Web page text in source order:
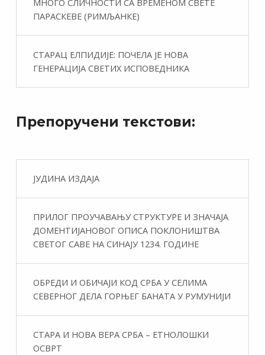
МНОГО СЛИЧНОСТИ СА ВРЕМЕНОМ СВЕТЕ
ПАРАСКЕВЕ (РИМЉАНКЕ)
СТАРАЦ ЕЛПИДИЈЕ: ПОЧЕЛА ЈЕ НОВА
ГЕНЕРАЦИЈА СВЕТИХ ИСПОВЕДНИКА
Препоручени текстови:
ЈУДИНА ИЗДАЈА
ПРИЛОГ ПРОУЧАВАЊУ СТРУКТУРЕ И ЗНАЧАЈА
ДОМЕНТИЈАНОВОГ ОПИСА ПОКЛОНИШТВА
СВЕТОГ САВЕ НА СИНАЈУ 1234. ГОДИНЕ
ОБРЕДИ И ОБИЧАЈИ КОД СРБА У СЕЛИМА
СЕВЕРНОГ ДЕЛА ГОРЊЕГ БАНАТА У РУМУНИЈИ
СТАРА И НОВА ВЕРА СРБА – ЕТНОЛОШКИ
ОСВРТ